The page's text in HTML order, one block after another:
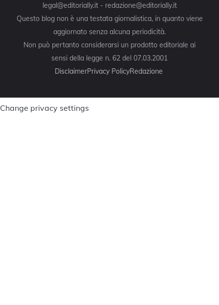
legal@editorially.it - redazione@editorially.it
Questo blog non è una testata giornalistica, in quanto viene
aggiornato senza alcuna periodicità.
Non può pertanto considerarsi un prodotto editoriale ai
sensi della legge n. 62 del 07.03.2001
DisclaimerPrivacy PolicyRedazione
Change privacy settings